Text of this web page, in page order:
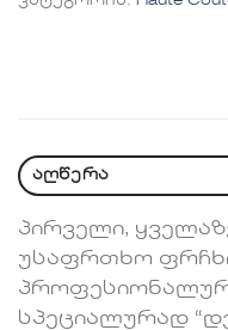
აღწერა
პირველი,
უსაფრთხო
სპეციალურად